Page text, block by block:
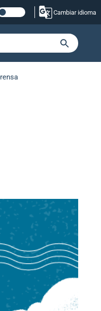
Cambiar idioma